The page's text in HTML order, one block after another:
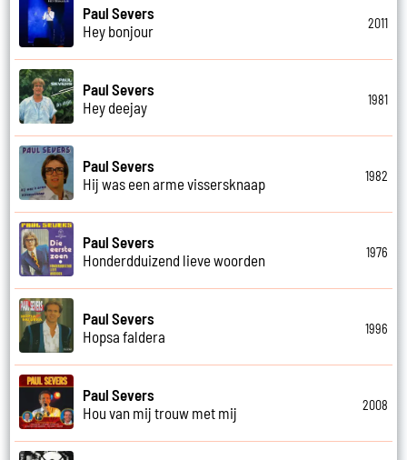
Paul Severs
Hey bonjour
2011
Paul Severs
Hey deejay
1981
Paul Severs
Hij was een arme vissersknaap
1982
Paul Severs
Honderdduizend lieve woorden
1976
Paul Severs
Hopsa faldera
1996
Paul Severs
Hou van mij trouw met mij
2008